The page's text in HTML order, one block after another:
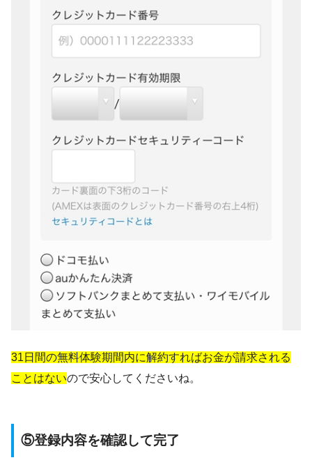
31日間の無料体験期間内に解約すればお金が請求される
ことはないので安心してくださいね。
⑤登録内容を確認して完了